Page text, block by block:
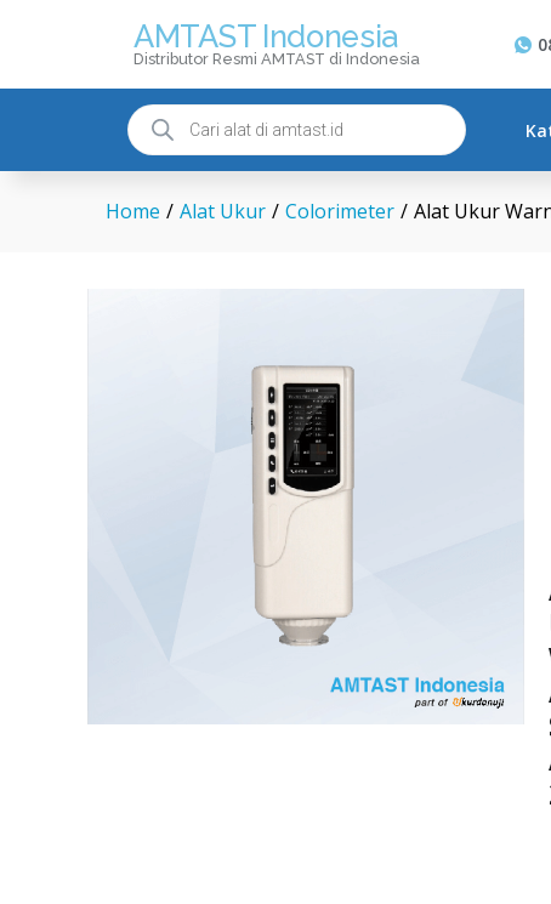
AMTAST Indonesia
Distributor Resmi AMTAST di Indonesia
Home / Alat Ukur / Colorimeter / Alat Ukur
Description